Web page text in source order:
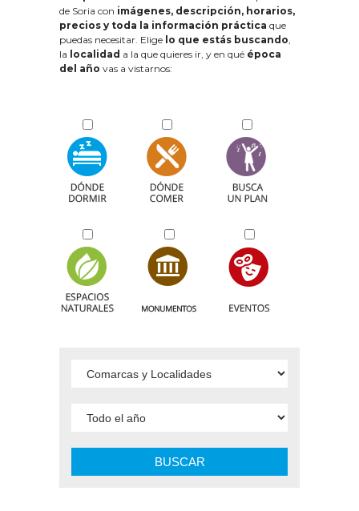
de Soria con imágenes, descripción, horarios,
precios y toda la información práctica que
puedas necesitar. Elige lo que estás buscando,
la localidad a la que quieres ir, y en qué época
del año vas a vistarnos:
BUSCAR